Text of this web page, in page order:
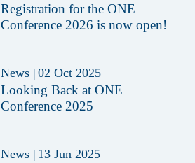
Registration for the ONE
Conference 2026 is now open!
News | 02 Oct 2025
Looking Back at ONE
Conference 2025
News | 13 Jun 2025